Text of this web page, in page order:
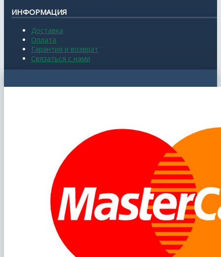
ИНФОРМАЦИЯ
Доставка
Оплата
Гарантия и возврат
Связаться с нами